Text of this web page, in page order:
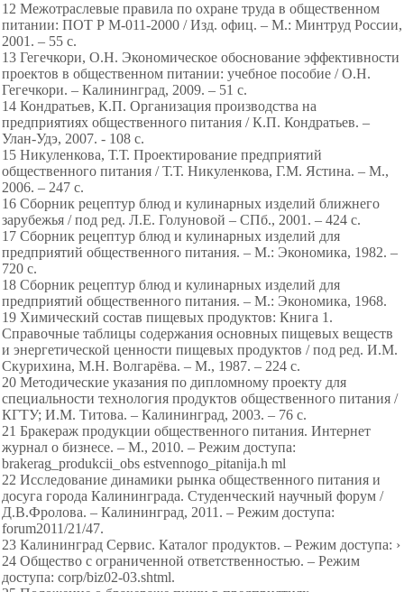
12 Межотраслевые правила по охране труда в общественном
питании: ПОТ Р М-011-2000 / Изд. офиц. – М.: Минтруд России,
2001. – 55 с.
13 Гегечкори, О.Н. Экономическое обоснование эффективности
проектов в общественном питании: учебное пособие / О.Н.
Гегечкори. – Калининград, 2009. – 51 с.
14 Кондратьев, К.П. Организация производства на
предприятиях общественного питания / К.П. Кондратьев. –
Улан-Удэ, 2007. - 108 с.
15 Никуленкова, Т.Т. Проектирование предприятий
общественного питания / Т.Т. Никуленкова, Г.М. Ястина. – М.,
2006. – 247 с.
16 Сборник рецептур блюд и кулинарных изделий ближнего
зарубежья / под ред. Л.Е. Голуновой – СПб., 2001. – 424 с.
17 Сборник рецептур блюд и кулинарных изделий для
предприятий общественного питания. – М.: Экономика, 1982. –
720 с.
18 Сборник рецептур блюд и кулинарных изделий для
предприятий общественного питания. – М.: Экономика, 1968.
19 Химический состав пищевых продуктов: Книга 1.
Справочные таблицы содержания основных пищевых веществ
и энергетической ценности пищевых продуктов / под ред. И.М.
Скурихина, М.Н. Волгарёва. – М., 1987. – 224 с.
20 Методические указания по дипломному проекту для
специальности технология продуктов общественного питания /
КГТУ; И.М. Титова. – Калининград, 2003. – 76 с.
21 Бракераж продукции общественного питания. Интернет
журнал о бизнесе. – М., 2010. – Режим доступа:
brakerag_produkcii_obs estvennogo_pitanija.h ml
22 Исследование динамики рынка общественного питания и
досуга города Калининграда. Студенческий научный форум /
Д.В.Фролова. – Калининград, 2011. – Режим доступа:
forum2011/21/47.
23 Калининград Сервис. Каталог продуктов. – Режим доступа: ›
24 Общество с ограниченной ответственностью. – Режим
доступа: corp/biz02-03.shtml.